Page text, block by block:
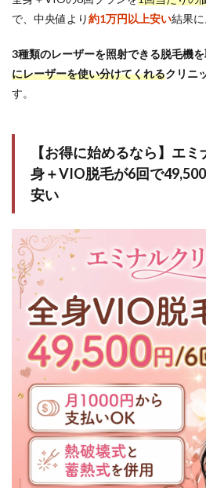
のポ
イン
比較
しよ
う
VIO脱
毛1回
当た
りの
料金
いク
リニ
ック
を選
ぶ
2.2
2. レ
ーザ
ー3種
類＆
熱破
壊式
と蓄
熱式
が照
射で
きる
で、中央値より約1万円以上安い結果に
3種類のレーザーを照射できる脱毛機を
にレーザーを使い分けてくれるクリニ
す。
【お得に始めるなら】エ
身＋VIO脱毛が6回で49,500
安い